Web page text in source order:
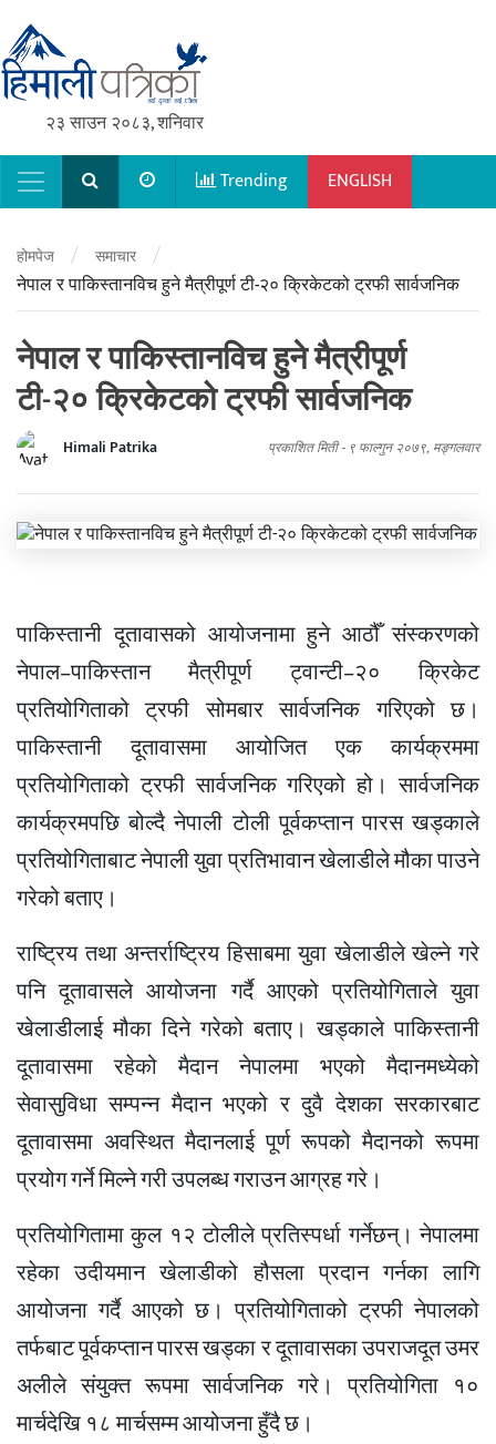
२३ साउन २०८३, शनिवार
Main NavigationTrending ENGLISH
होमपेज / समाचार /
नेपाल र पाकिस्तानविच हुने मैत्रीपूर्ण टी-२० क्रिकेटको ट्रफी सार्वजनिक
नेपाल र पाकिस्तानविच हुने मैत्रीपूर्ण
टी-२० क्रिकेटको ट्रफी सार्वजनिक
Himali Patrika प्रकाशित मिती - ९ फाल्गुन २०७९, मङ्गलवार
पाकिस्तानी दूतावासको आयोजनामा हुने आठौँ संस्करणको
नेपाल–पाकिस्तान मैत्रीपूर्ण ट्वान्टी–२० क्रिकेट
प्रतियोगिताको ट्रफी सोमबार सार्वजनिक गरिएको छ।
पाकिस्तानी दूतावासमा आयोजित एक कार्यक्रममा
प्रतियोगिताको ट्रफी सार्वजनिक गरिएको हो। सार्वजनिक
कार्यक्रमपछि बोल्दै नेपाली टोली पूर्वकप्तान पारस खड्काले
प्रतियोगिताबाट नेपाली युवा प्रतिभावान खेलाडीले मौका पाउने
गरेको बताए।
राष्ट्रिय तथा अन्तर्राष्ट्रिय हिसाबमा युवा खेलाडीले खेल्ने गरे
पनि दूतावासले आयोजना गर्दै आएको प्रतियोगिताले युवा
खेलाडीलाई मौका दिने गरेको बताए। खड्काले पाकिस्तानी
दूतावासमा रहेको मैदान नेपालमा भएको मैदानमध्येको
सेवासुविधा सम्पन्न मैदान भएको र दुवै देशका सरकारबाट
दूतावासमा अवस्थित मैदानलाई पूर्ण रूपको मैदानको रूपमा
प्रयोग गर्ने मिल्ने गरी उपलब्ध गराउन आग्रह गरे।
प्रतियोगितामा कुल १२ टोलीले प्रतिस्पर्धा गर्नेछन्। नेपालमा
रहेका उदीयमान खेलाडीको हौसला प्रदान गर्नका लागि
आयोजना गर्दै आएको छ। प्रतियोगिताको ट्रफी नेपालको
तर्फबाट पूर्वकप्तान पारस खड्का र दूतावासका उपराजदूत उमर
अलीले संयुक्त रूपमा सार्वजनिक गरे। प्रतियोगिता १०
मार्चदेखि १८ मार्चसम्म आयोजना हुँदै छ।